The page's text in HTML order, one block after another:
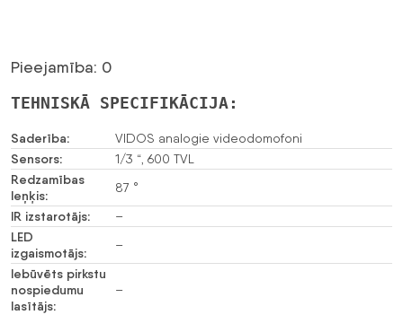
Pieejamība: 0
TEHNISKĀ SPECIFIKĀCIJA:
Saderība: VIDOS analogie videodomofoni
Sensors: 1/3 “, 600 TVL
Redzamības
leņķis:
87 °
IR izstarotājs: –
LED
izgaismotājs:
–
Iebūvēts pirkstu
nospiedumu
lasītājs:
–